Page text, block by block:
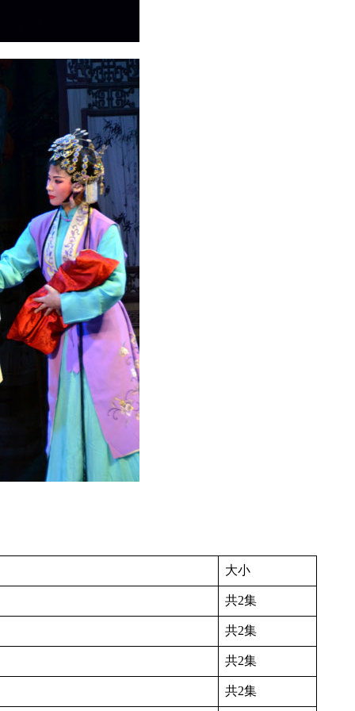
大小
共2集
共2集
共2集
共2集